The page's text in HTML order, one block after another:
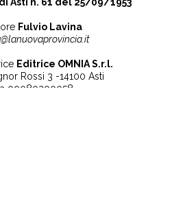
Asti n. 61 del 25/09/1953
Fulvio Lavina
Editrice OMNIA S.r.l.
Rossi 3 -14100 Asti
00080200058